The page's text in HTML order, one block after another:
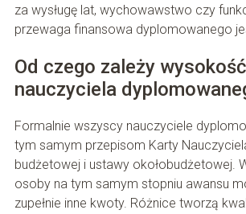
za wysługę lat, wychowawstwo czy
przewaga finansowa dyplomowanego
Od czego zależy
nauczyciela
Formalnie wszyscy nauczyciele
tym samym przepisom Karty
budżetowej i ustawy okołobudżetowej.
osoby na tym samym stopniu awansu
zupełnie inne kwoty. Różnice tworzą